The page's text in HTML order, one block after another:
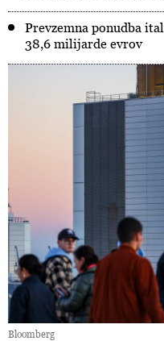
Prevzemna ponudba
38,6 milijarde evrov
Bloomberg